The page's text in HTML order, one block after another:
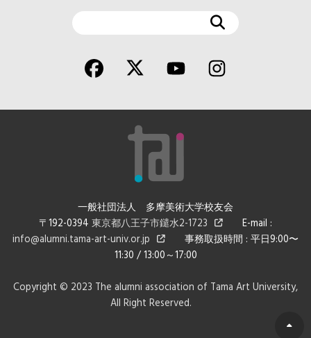
一般社団法人 多摩美術大学校友会
〒192-0394 東京都八王子市鑓水2-1723
E-mail :
info@alumni.tama-art-univ.or.jp
事務取扱時間 : 平日9:00〜
11:30 / 13:00～17:00
Copyright © 2023 The alumni association of Tama Art University,
All Right Reserved.